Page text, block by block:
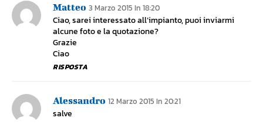
Matteo 3 Marzo 2015 In 18:20
Ciao, sarei interessato all’impianto, puoi inviarmi
alcune foto e la quotazione?
Grazie
Ciao
RISPOSTA
Alessandro 12 Marzo 2015 In 20:21
salve